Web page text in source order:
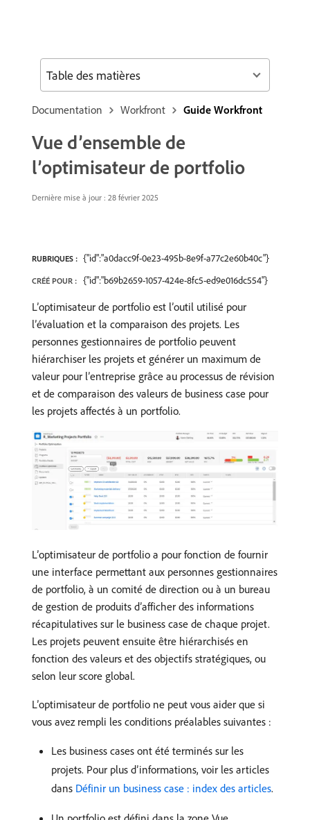
Documentation Workfront Guide Workfront
Vue d’ensemble de
l’optimisateur de portfolio
Dernière mise à jour : 28 février 2025
RUBRIQUES : {"id":"a0dacc9f-0e23-495b-8e9f-a77c2e60b40c"}
CRÉÉ POUR : {"id":"b69b2659-1057-424e-8fc5-ed9e016dc554"}
L’optimisateur de portfolio est l’outil utilisé pour
l’évaluation et la comparaison des projets. Les
personnes gestionnaires de portfolio peuvent
hiérarchiser les projets et générer un maximum de
valeur pour l’entreprise grâce au processus de révision
et de comparaison des valeurs de business case pour
les projets affectés à un portfolio.
L’optimisateur de portfolio a pour fonction de fournir
une interface permettant aux personnes gestionnaires
de portfolio, à un comité de direction ou à un bureau
de gestion de produits d’afficher des informations
récapitulatives sur le business case de chaque projet.
Les projets peuvent ensuite être hiérarchisés en
fonction des valeurs et des objectifs stratégiques, ou
selon leur score global.
L’optimisateur de portfolio ne peut vous aider que si
vous avez rempli les conditions préalables suivantes :
Les business cases ont été terminés sur les
projets. Pour plus d’informations, voir les articles
dans Définir un business case : index des articles.
Table des matières